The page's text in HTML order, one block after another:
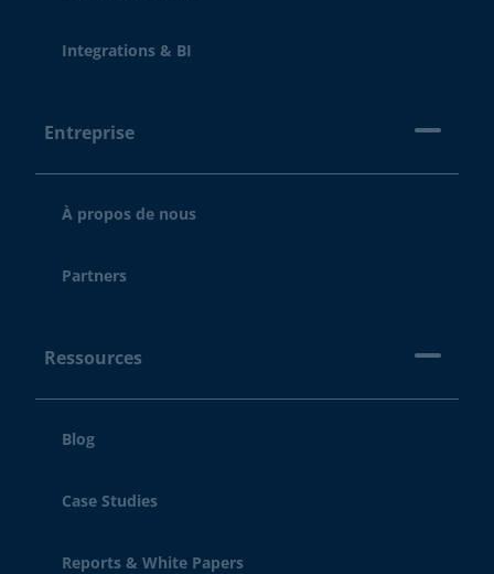
Integrations & BI
Entreprise
À propos de nous
Partners
Ressources
Blog
Case Studies
Reports & White Papers